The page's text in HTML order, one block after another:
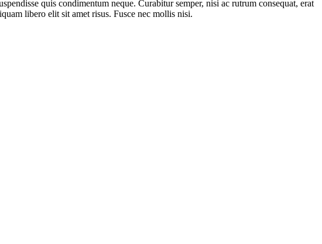
quis condimentum neque. Curabitur semper, nisi ac rutrum consequat, erat
libero elit sit amet risus. Fusce nec mollis nisi.